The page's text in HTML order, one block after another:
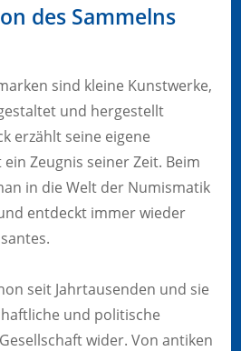
des Sammelns
sind kleine Kunstwerke,
und hergestellt
erzählt seine eigene
Zeugnis seiner Zeit. Beim
in die Welt der Numismatik
entdeckt immer wieder
seit Jahrtausenden und sie
und politische
wider. Von antiken